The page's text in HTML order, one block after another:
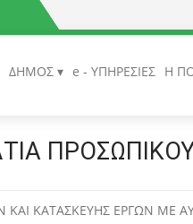
ΔΗΜΟΣ e - ΥΠΗΡΕΣΙΕΣ Η
ΠΡΟΣΩΠΙΚΟΥ
ΚΑΤΑΣΚΕΥΗΣ ΕΡΓΩΝ ΜΕ